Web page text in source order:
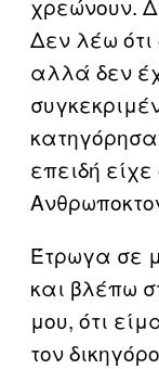
χρεώνουν.
Δεν λέω
αλλά δεν
επειδή
Έτρωγα σε
και βλέπω
μου, ότι
τον